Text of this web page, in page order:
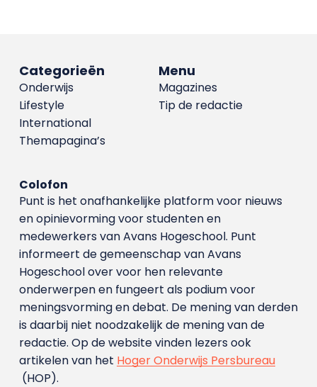
Menu
Magazines
Tip de redactie
Categorieën
Onderwijs
Lifestyle
International
Themapagina’s
Colofon
Punt is het onafhankelijke platform voor nieuws
en opinievorming voor studenten en
medewerkers van Avans Hoge­school. Punt
informeert de gemeenschap van Avans
Hogeschool over voor hen relevante
onderwerpen en fungeert als podium voor
meningsvorming en debat. De mening van derden
is daarbij niet noodzakelijk de mening van de
redactie. Op de website vinden lezers ook
artikelen van het Hoger Onderwijs Persbureau
(HOP).